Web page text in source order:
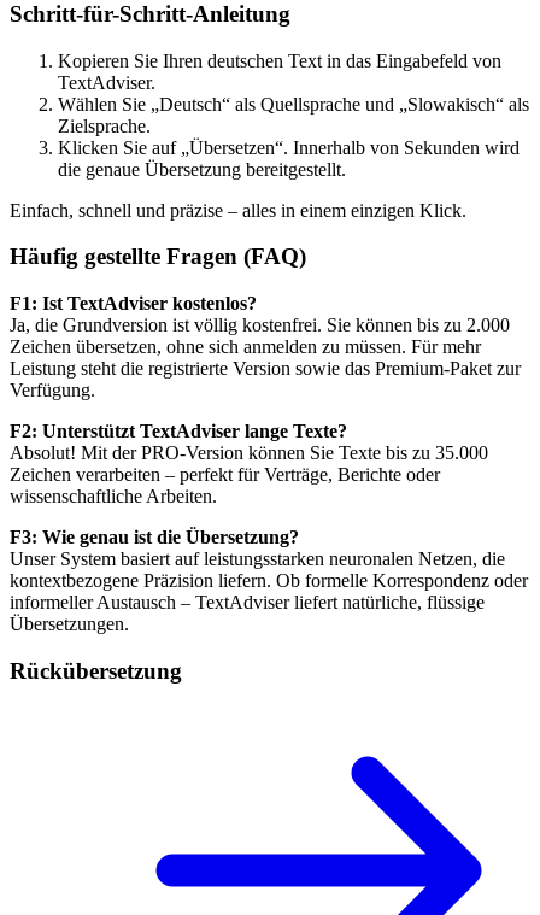
Schritt-für-Schritt-Anleitung
Kopieren Sie Ihren deutschen Text in das Eingabefeld von
TextAdviser.
Wählen Sie „Deutsch“ als Quellsprache und „Slowakisch“ als
Zielsprache.
Klicken Sie auf „Übersetzen“. Innerhalb von Sekunden wird
die genaue Übersetzung bereitgestellt.
Einfach, schnell und präzise – alles in einem einzigen Klick.
Häufig gestellte Fragen (FAQ)
F1: Ist TextAdviser kostenlos?
Ja, die Grundversion ist völlig kostenfrei. Sie können bis zu 2.000
Zeichen übersetzen, ohne sich anmelden zu müssen. Für mehr
Leistung steht die registrierte Version sowie das Premium-Paket zur
Verfügung.
F2: Unterstützt TextAdviser lange Texte?
Absolut! Mit der PRO-Version können Sie Texte bis zu 35.000
Zeichen verarbeiten – perfekt für Verträge, Berichte oder
wissenschaftliche Arbeiten.
F3: Wie genau ist die Übersetzung?
Unser System basiert auf leistungsstarken neuronalen Netzen, die
kontextbezogene Präzision liefern. Ob formelle Korrespondenz oder
informeller Austausch – TextAdviser liefert natürliche, flüssige
Übersetzungen.
Rückübersetzung